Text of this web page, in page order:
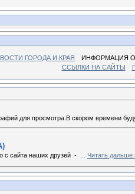
ГОРОДА И КРАЯ
ИНФОРМАЦИЯ
ССЫЛКИ НА САЙТЫ
для просмотра.В скором времени
с сайта наших друзей - Читать дальше